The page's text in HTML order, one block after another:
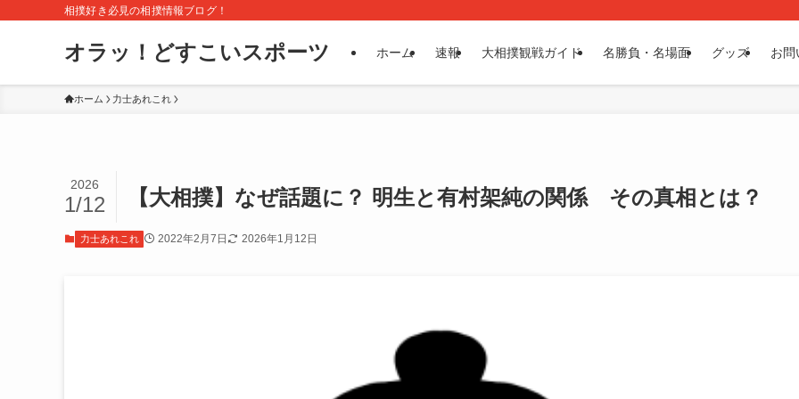
相撲好き必見の相撲情報ブログ！
オラッ！どすこいスポーツ ホーム 速報 大相撲観戦ガイド 名勝負・名場面 グッズ お問
ホーム 力士あれこれ
【大相撲】なぜ話題に？ 明生と有村架純の関係 その真相とは？
2026
1/12
力士あれこれ 2022年2月7日 2026年1月12日